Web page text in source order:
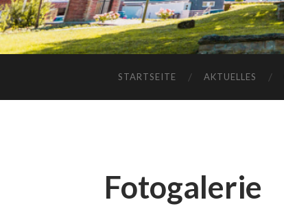
STARTSEITE AKTUELLES
Fotogalerie